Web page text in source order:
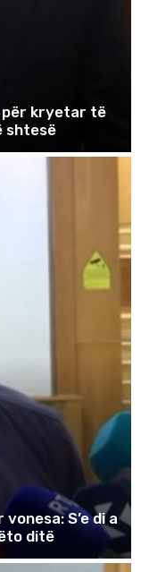
për kryetar të
shtesë
S’e di a
ditë